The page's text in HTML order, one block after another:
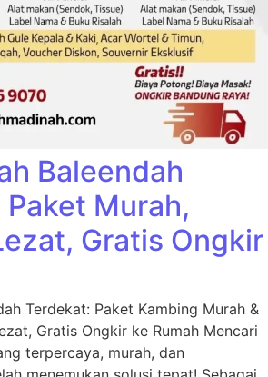
Baleendah
Murah,
Gratis Ongkir
Terdekat: Paket Kambing Murah &
Gratis Ongkir ke Rumah Mencari
terpercaya, murah, dan